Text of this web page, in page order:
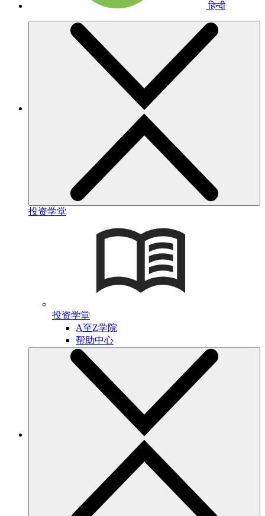
हिन्दी
投资学堂
投资学堂
A至Z学院
帮助中心